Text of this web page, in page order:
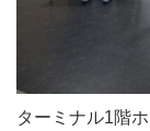
ターミナル1階ホ